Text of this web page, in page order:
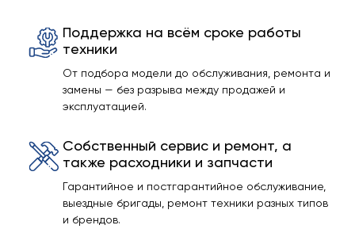
Поддержка на всём сроке работы
техники
От подбора модели до обслуживания, ремонта и
замены — без разрыва между продажей и
эксплуатацией.
Собственный сервис и ремонт, а
также расходники и запчасти
Гарантийное и постгарантийное обслуживание,
выездные бригады, ремонт техники разных типов
и брендов.